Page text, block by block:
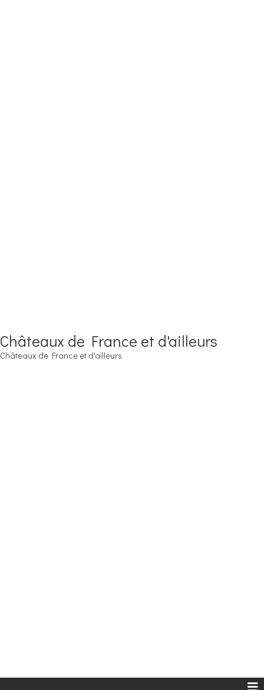
Châteaux de France et d'ailleurs
Châteaux de France et d'ailleurs